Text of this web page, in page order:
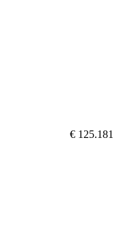
€ 125.181